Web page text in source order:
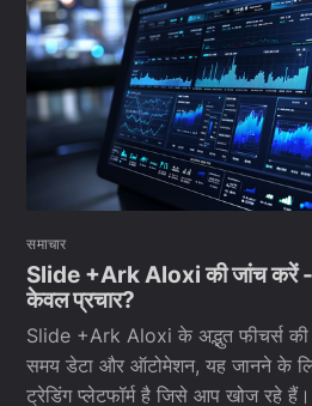
समाचार
Slide +Ark Aloxi की जांच करें -
केवल प्रचार?
Slide +Ark Aloxi के अद्भुत फीचर्स
समय डेटा और ऑटोमेशन, यह जानने के
ट्रेडिंग प्लेटफॉर्म है जिसे आप खोज रहे हैं।